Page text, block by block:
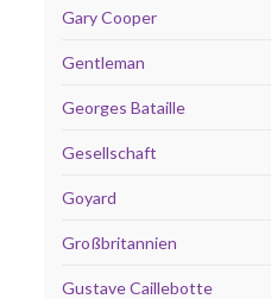
Gary Cooper
Gentleman
Georges Bataille
Gesellschaft
Goyard
Großbritannien
Gustave Caillebotte